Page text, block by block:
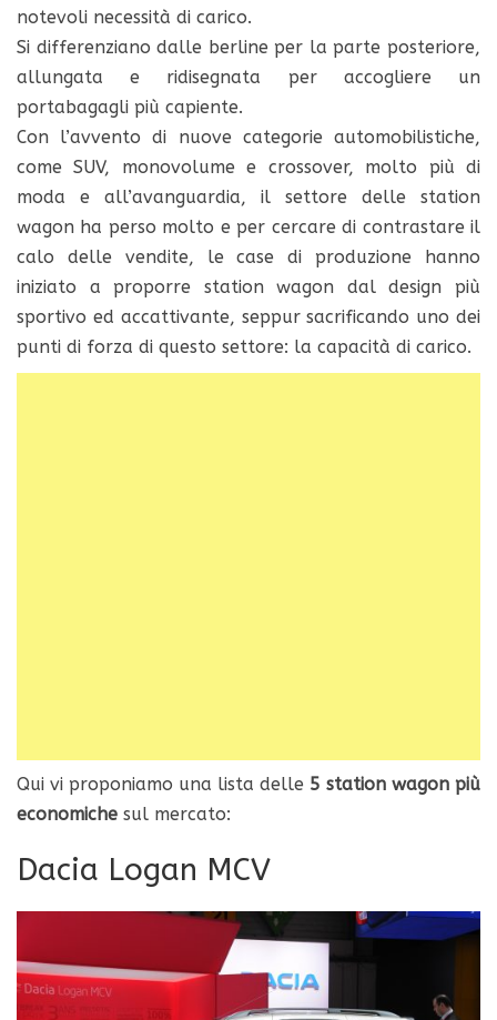
notevoli necessità di carico.
Si differenziano dalle berline per la parte posteriore,
allungata e ridisegnata per accogliere un
portabagagli più capiente.
Con l’avvento di nuove categorie automobilistiche,
come SUV, monovolume e crossover, molto più di
moda e all’avanguardia, il settore delle station
wagon ha perso molto e per cercare di contrastare il
calo delle vendite, le case di produzione hanno
iniziato a proporre station wagon dal design più
sportivo ed accattivante, seppur sacrificando uno dei
punti di forza di questo settore: la capacità di carico.
Qui vi proponiamo una lista delle 5 station wagon più
economiche sul mercato:
Dacia Logan MCV